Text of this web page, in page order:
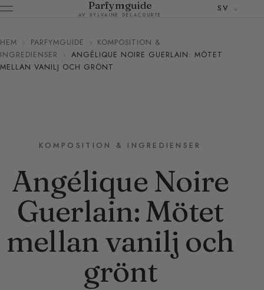
Parfymguide
AV SYLVAINE DELACOURTE
SV
HEM › PARFYMGUIDE › KOMPOSITION &
INGREDIENSER
› ANGÉLIQUE NOIRE GUERLAIN: MÖTET
MELLAN VANILJ OCH GRÖNT
KOMPOSITION & INGREDIENSER
Angélique Noire
Guerlain: Mötet
mellan vanilj och
grönt